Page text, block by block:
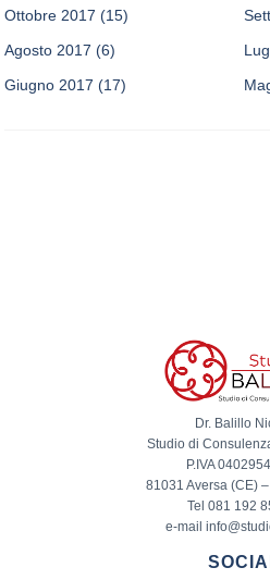
Ottobre 2017 (15)
Agosto 2017 (6)
Giugno 2017 (17)
Dr. Balillo
Studio di
P.IVA
81031 Aversa (CE)
Tel 081 192
e-mail